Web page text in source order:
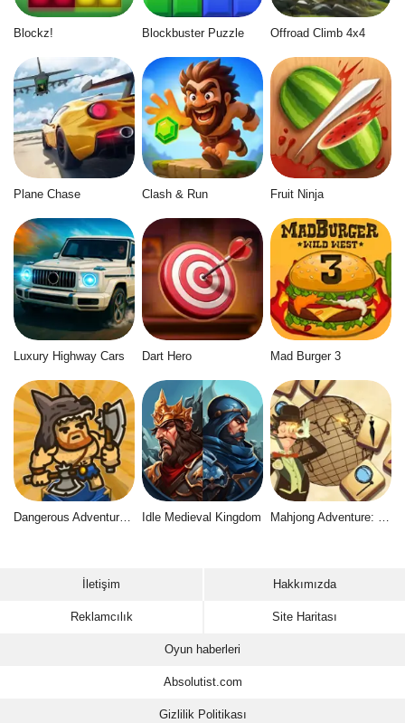
Blockz! Blockbuster Puzzle Offroad Climb 4x4
Plane Chase Clash & Run Fruit Ninja
Luxury Highway Cars Dart Hero Mad Burger 3
Idle Medieval Kingdom
İletişim Hakkımızda
Reklamcılık Site Haritası
Oyun haberleri
Absolutist.com
Gizlilik Politikası